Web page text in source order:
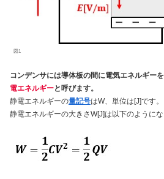
図1
コンデンサには導体板の間に電気エネルギー
電エネルギーと呼びます。
静電エネルギーの量記号はW、単位は[J]です。
静電エネルギーの大きさW[J]は以下のようにな